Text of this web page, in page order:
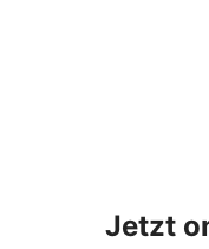
Jetzt